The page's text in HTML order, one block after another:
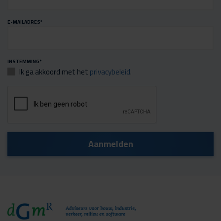
E-MAILADRES*
INSTEMMING*
Ik ga akkoord met hetprivacybeleid.